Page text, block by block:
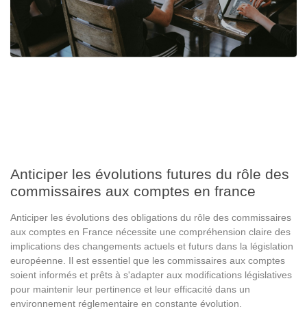
Anticiper les évolutions futures du rôle des
commissaires aux comptes en france
Anticiper les évolutions des obligations du rôle des commissaires
aux comptes en France nécessite une compréhension claire des
implications des changements actuels et futurs dans la législation
européenne. Il est essentiel que les commissaires aux comptes
soient informés et prêts à s'adapter aux modifications législatives
pour maintenir leur pertinence et leur efficacité dans un
environnement réglementaire en constante évolution.